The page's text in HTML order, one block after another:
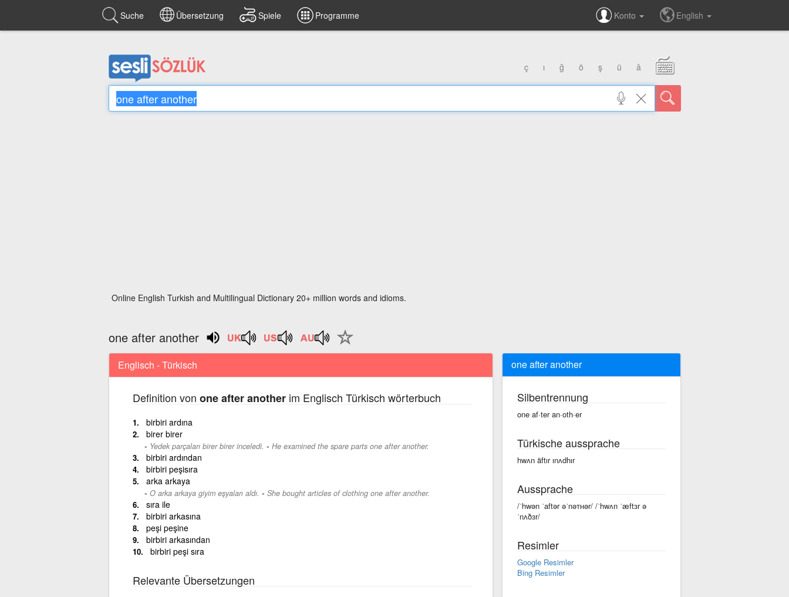
Suche Übersetzung Spiele Programme Konto English
ç ı ğ ö ş ü â
Online English Turkish and Multilingual Dictionary 20+ million words and idioms.
one after another
Englisch - Türkisch
Definition von one after anotherim Englisch Türkisch wörterbuch
birbiri ardına
birer birer
Yedek parçaları birer birer inceledi. - He examined the spare parts one after another.
birbiri ardından
birbiri peşisıra
arka arkaya
O arka arkaya giyim eşyaları aldı. - She bought articles of clothing one after another.
sıra ile
birbiri arkasına
peşi peşine
birbiri arkasından
birbiri peşi sıra
Relevante Übersetzungen
one after another
Silbentrennung
one af·ter an·oth·er
Türkische aussprache
hwʌn äftır ınʌdhır
Aussprache
/ˈhwən ˈaftər əˈnəᴛʜər/ /ˈhwʌn ˈæftɜr ə
ˈnʌðɜr/
Resimler
Google Resimler
Bing Resimler